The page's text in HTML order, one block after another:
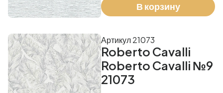
В корзину
Roberto Cavalli
Roberto Cavalli №9
21073
Артикул 21073